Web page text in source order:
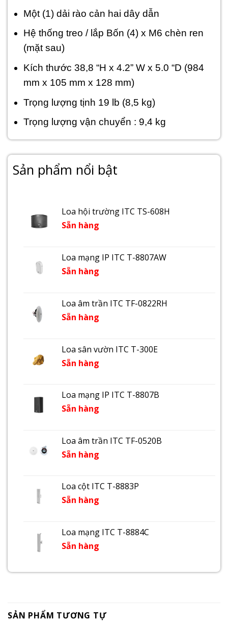
Một (1) dải rào cản hai dây dẫn
Hệ thống treo / lắp Bốn (4) x M6 chèn ren
(mặt sau)
Kích thước 38,8 “H x 4.2” W x 5.0 “D (984
mm x 105 mm x 128 mm)
Trọng lượng tịnh 19 lb (8,5 kg)
Trọng lượng vận chuyển : 9,4 kg
Sản phẩm nổi bật
Loa hội trường ITC TS-608H
Sẵn hàng
Loa mạng IP ITC T-8807AW
Sẵn hàng
Loa âm trần ITC TF-0822RH
Sẵn hàng
Loa sân vườn ITC T-300E
Sẵn hàng
Loa mạng IP ITC T-8807B
Sẵn hàng
Loa âm trần ITC TF-0520B
Sẵn hàng
Loa cột ITC T-8883P
Sẵn hàng
Loa mạng ITC T-8884C
Sẵn hàng
SẢN PHẨM TƯƠNG TỰ